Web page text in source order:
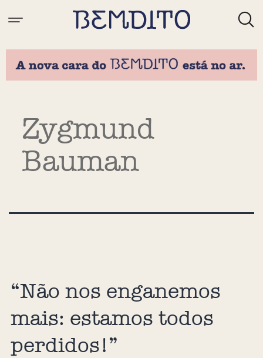
Zygmund
Bauman
“Não nos enganemos
mais: estamos todos
perdidos!”